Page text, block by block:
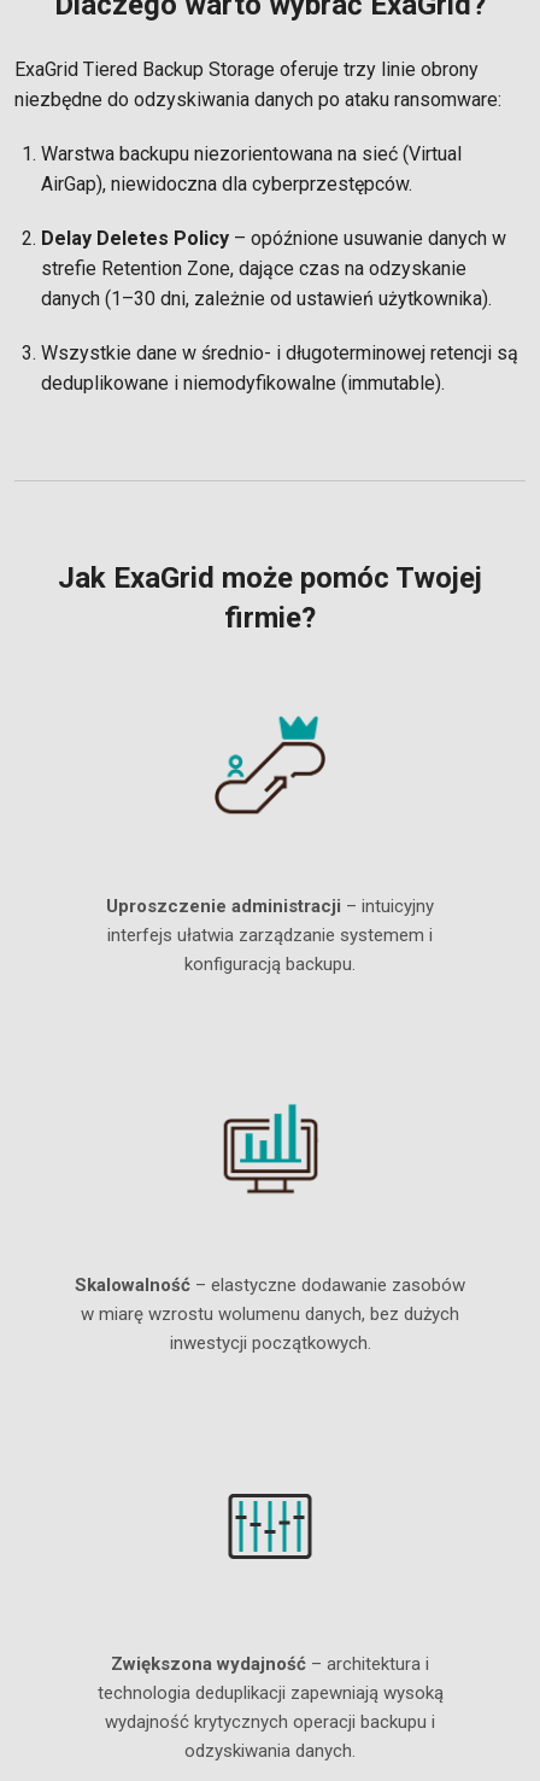
ExaGrid Tiered Backup Storage oferuje trzy linie obrony
niezbędne do odzyskiwania danych po ataku ransomware:
Warstwa backupu niezorientowana na sieć (Virtual
AirGap), niewidoczna dla cyberprzestępców.
Delay Deletes Policy – opóźnione usuwanie danych w
strefie Retention Zone, dające czas na odzyskanie
danych (1–30 dni, zależnie od ustawień użytkownika).
Wszystkie dane w średnio- i długoterminowej retencji są
deduplikowane i niemodyfikowalne (immutable).
Jak ExaGrid może pomóc Twojej
firmie?
Uproszczenie administracji – intuicyjny
interfejs ułatwia zarządzanie systemem i
konfiguracją backupu.
Skalowalność – elastyczne dodawanie zasobów
w miarę wzrostu wolumenu danych, bez dużych
inwestycji początkowych.
Zwiększona wydajność – architektura i
technologia deduplikacji zapewniają wysoką
wydajność krytycznych operacji backupu i
odzyskiwania danych.